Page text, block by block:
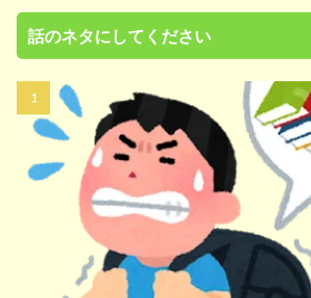
話のネタにしてください